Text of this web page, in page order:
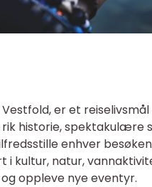
er et
rik historie,
enhver
i kultur, natur,
oppleve nye eventyr.